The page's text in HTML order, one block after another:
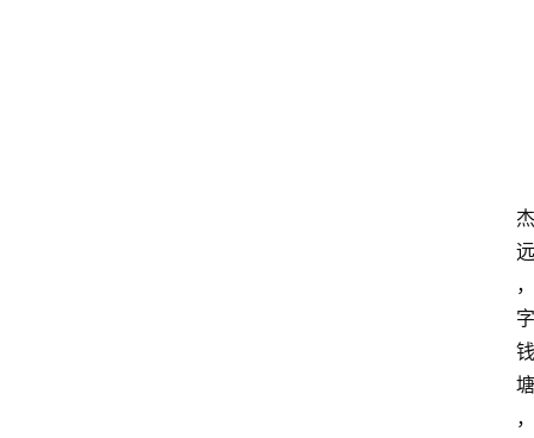
杰
远
，
字
钱
塘
，